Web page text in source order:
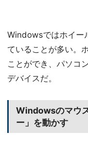
Windowsではホイー
ていることが多い。
ことができ、パソコ
デバイスだ。
Windowsのマウ
ー」を動かす